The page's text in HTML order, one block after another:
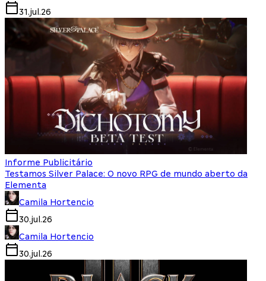
31.jul.26
Informe Publicitário
Testamos Silver Palace: O novo RPG de mundo aberto da
Elementa
Camila Hortencio
30.jul.26
Camila Hortencio
30.jul.26